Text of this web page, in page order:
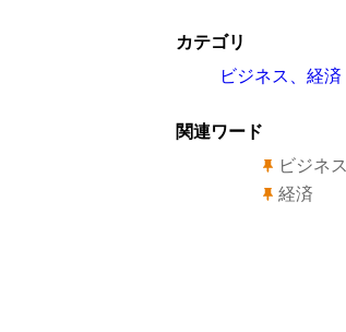
カテゴリ
ビジネス、経済
関連ワード
ビジネス
経済